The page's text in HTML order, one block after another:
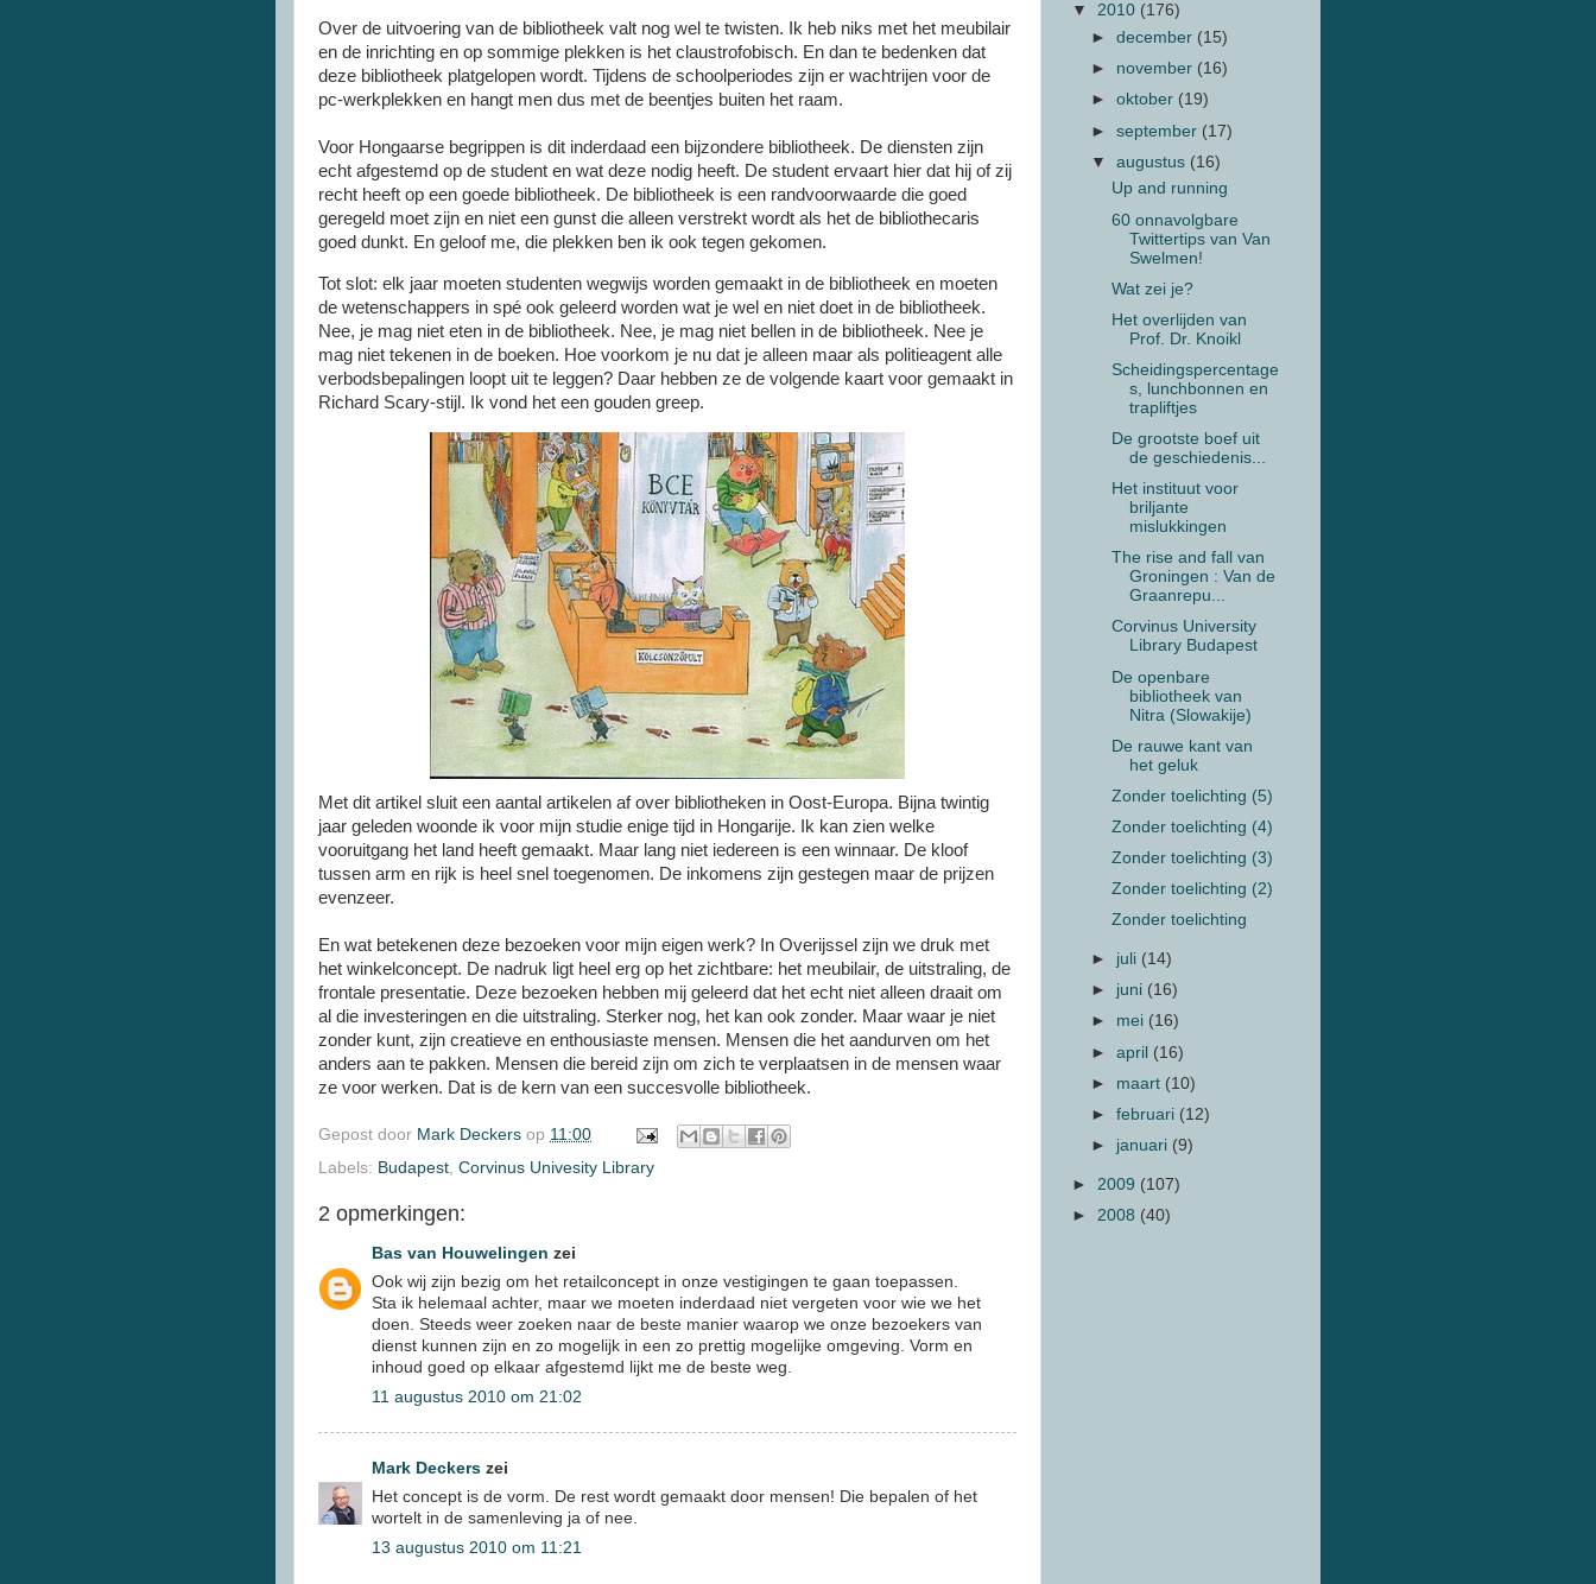
Over de uitvoering van de bibliotheek valt nog wel te twisten. Ik heb niks met het meubilair
en de inrichting en op sommige plekken is het claustrofobisch. En dan te bedenken dat
deze bibliotheek platgelopen wordt. Tijdens de schoolperiodes zijn er wachtrijen voor de
pc-werkplekken en hangt men dus met de beentjes buiten het raam.
Voor Hongaarse begrippen is dit inderdaad een bijzondere bibliotheek. De diensten zijn
echt afgestemd op de student en wat deze nodig heeft. De student ervaart hier dat hij of zij
recht heeft op een goede bibliotheek. De bibliotheek is een randvoorwaarde die goed
geregeld moet zijn en niet een gunst die alleen verstrekt wordt als het de bibliothecaris
goed dunkt. En geloof me, die plekken ben ik ook tegen gekomen.
Tot slot: elk jaar moeten studenten wegwijs worden gemaakt in de bibliotheek en moeten
de wetenschappers in spé ook geleerd worden wat je wel en niet doet in de bibliotheek.
Nee, je mag niet eten in de bibliotheek. Nee, je mag niet bellen in de bibliotheek. Nee je
mag niet tekenen in de boeken. Hoe voorkom je nu dat je alleen maar als politieagent alle
verbodsbepalingen loopt uit te leggen? Daar hebben ze de volgende kaart voor gemaakt in
Richard Scary-stijl. Ik vond het een gouden greep.
Met dit artikel sluit een aantal artikelen af over bibliotheken in Oost-Europa. Bijna twintig
jaar geleden woonde ik voor mijn studie enige tijd in Hongarije. Ik kan zien welke
vooruitgang het land heeft gemaakt. Maar lang niet iedereen is een winnaar. De kloof
tussen arm en rijk is heel snel toegenomen. De inkomens zijn gestegen maar de prijzen
evenzeer.
En wat betekenen deze bezoeken voor mijn eigen werk? In Overijssel zijn we druk met
het winkelconcept. De nadruk ligt heel erg op het zichtbare: het meubilair, de uitstraling, de
frontale presentatie. Deze bezoeken hebben mij geleerd dat het echt niet alleen draait om
al die investeringen en die uitstraling. Sterker nog, het kan ook zonder. Maar waar je niet
zonder kunt, zijn creatieve en enthousiaste mensen. Mensen die het aandurven om het
anders aan te pakken. Mensen die bereid zijn om zich te verplaatsen in de mensen waar
ze voor werken. Dat is de kern van een succesvolle bibliotheek.
Gepost door Mark Deckers op 11:00
Labels: Budapest, Corvinus Univesity Library
2 opmerkingen:
Bas van Houwelingen zei
Ook wij zijn bezig om het retailconcept in onze vestigingen te gaan toepassen.
Sta ik helemaal achter, maar we moeten inderdaad niet vergeten voor wie we het
doen. Steeds weer zoeken naar de beste manier waarop we onze bezoekers van
dienst kunnen zijn en zo mogelijk in een zo prettig mogelijke omgeving. Vorm en
inhoud goed op elkaar afgestemd lijkt me de beste weg.
11 augustus 2010 om 21:02
Mark Deckers zei
Het concept is de vorm. De rest wordt gemaakt door mensen! Die bepalen of het
wortelt in de samenleving ja of nee.
13 augustus 2010 om 11:21
▼ 2010 (176)
►december (15)
► november (16)
►oktober (19)
►september (17)
▼augustus (16)
Up and running
60 onnavolgbare
Twittertips van Van
Swelmen!
Wat zei je?
Het overlijden van
Prof. Dr. Knoikl
Scheidingspercentage
s, lunchbonnen en
trapliftjes
De grootste boef uit
de geschiedenis...
Het instituut voor
briljante
mislukkingen
The rise and fall van
Groningen : Van de
Graanrepu...
Corvinus University
Library Budapest
De openbare
bibliotheek van
Nitra (Slowakije)
De rauwe kant van
het geluk
Zonder toelichting (5)
Zonder toelichting (4)
Zonder toelichting (3)
Zonder toelichting (2)
Zonder toelichting
► juli (14)
► juni (16)
► mei (16)
►april (16)
► maart (10)
►februari (12)
► januari (9)
► 2009 (107)
► 2008 (40)